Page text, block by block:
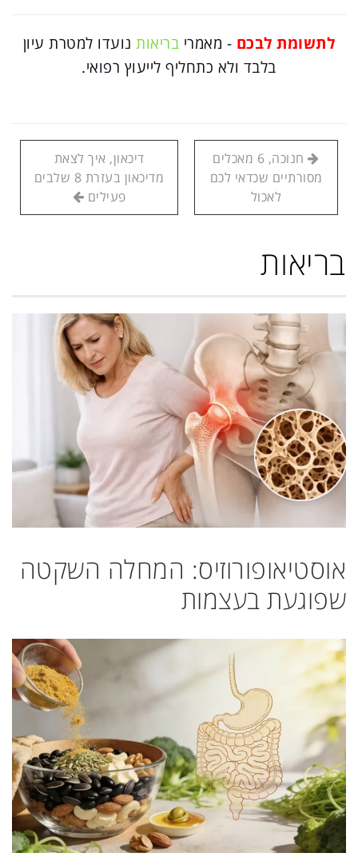
לתשומת לבכם - מאמרי בריאותנועדו למטרת עיון
בלבד ולא כתחליף לייעוץ רפואי.
חנוכה, 6 מאכלים
מסורתיים שכדאי לכם
לאכול
דיכאון, איך לצאת
מדיכאון בעזרת 8 שלבים
פעילים
בריאות
אוסטיאופורוזיס: המחלה השקטה
שפוגעת בעצמות